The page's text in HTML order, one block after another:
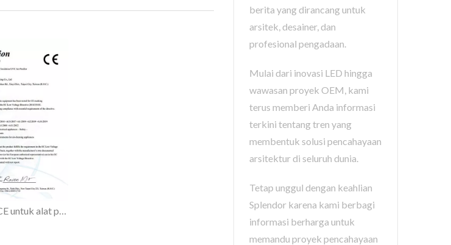
Verifikasi CE untuk alat penjernih udara ANTICO UVC, AT-01
berita yang dirancang untuk
arsitek, desainer, dan
profesional pengadaan.
Mulai dari inovasi LED hingga
wawasan proyek OEM, kami
terus memberi Anda informasi
terkini tentang tren yang
membentuk solusi pencahayaan
arsitektur di seluruh dunia.
Tetap unggul dengan keahlian
Splendor karena kami berbagi
informasi berharga untuk
memandu proyek pencahayaan